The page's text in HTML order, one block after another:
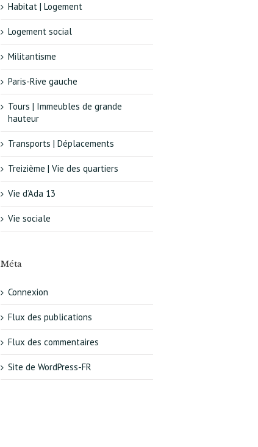
Habitat | Logement
Logement social
Militantisme
Paris-Rive gauche
Tours | Immeubles de grande
hauteur
Transports | Déplacements
Treizième | Vie des quartiers
Vie d’Ada 13
Vie sociale
Méta
Connexion
Flux des publications
Flux des commentaires
Site de WordPress-FR